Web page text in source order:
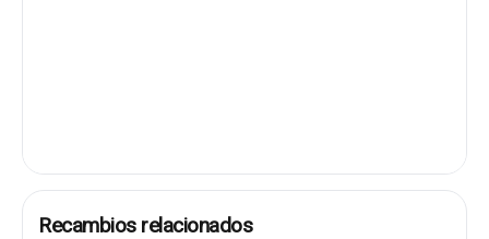
Recambios relacionados